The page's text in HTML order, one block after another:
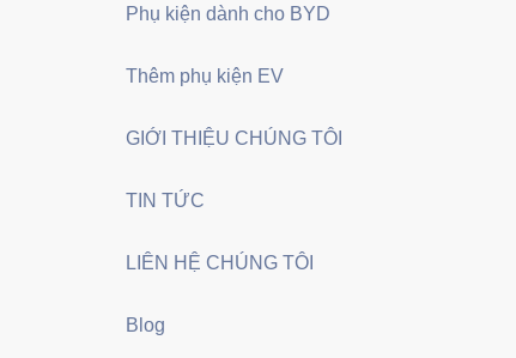
Phụ kiện dành cho BYD
Thêm phụ kiện EV
GIỚI THIỆU CHÚNG TÔI
TIN TỨC
LIÊN HỆ CHÚNG TÔI
Blog